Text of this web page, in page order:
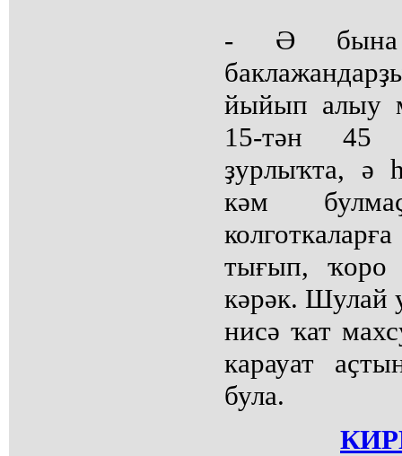
- Ә бына
йыйып алыу
15-тән 45
ҙурлыҡта, ә
кәм
тығып, ҡоро
кәрәк. Шулай
нисә ҡат
карауат
була.